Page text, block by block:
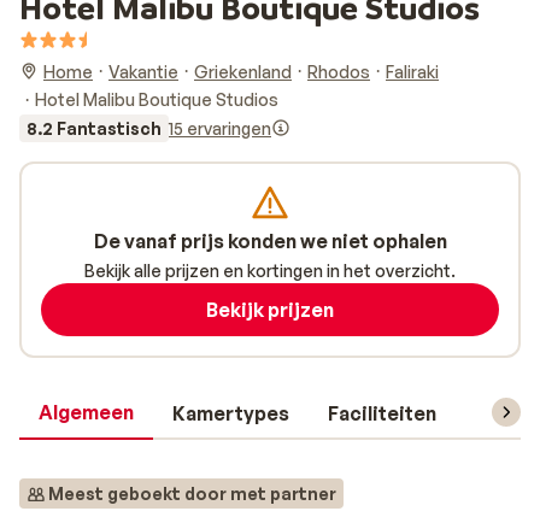
Home Vakantie Griekenland Rhodos
Faliraki
Hotel Malibu Boutique Studios
8.2 Fantastisch 15 ervaringen
Algemeen Kamertypes Faciliteiten
Meest geboekt door met partner
De vanaf prijs konden we niet ophalen
Bekijk alle prijzen en kortingen in het overzicht.
Bekijk prijzen